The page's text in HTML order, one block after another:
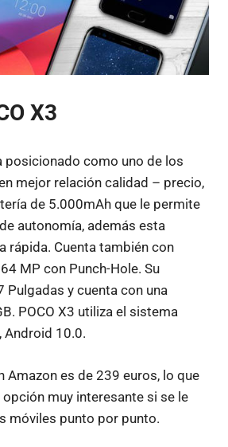
X3
posicionado como uno de los
mejor relación calidad – precio,
de 5.000mAh que le permite
autonomía, además esta
rápida. Cuenta también con
MP con Punch-Hole. Su
Pulgadas y cuenta con una
POCO X3 utiliza el sistema
Android 10.0.
Amazon es de 239 euros, lo que
muy interesante si se le
móviles punto por punto.